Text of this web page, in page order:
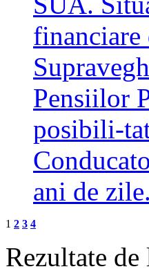
financiare
Pensiilor
posibili-
ani de
1 2 3 4
Rezultate